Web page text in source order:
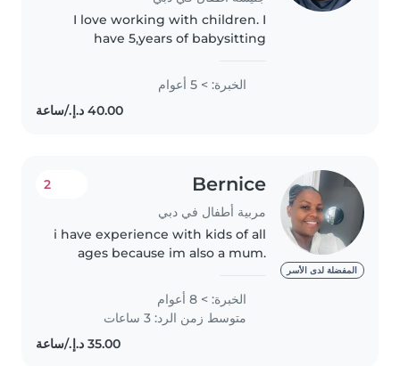
I love working with children. I
have 5,years of babysitting
babies and toddlers. I also have
experience with elderly
man,with Alzhaimer case and I'm
الخبرة: > 5 أعوام
المفضلة لدى الأسر
Bernice
مربية أطفال في دبي
2
i have experience with kids of all
ages because im also a mum.
learner ,friendly ,puntual and a
happy soul.i have 8 years
experience in dubai with
الخبرة: > 8 أعوام
متوسط زمن الرد: 3 ساعات